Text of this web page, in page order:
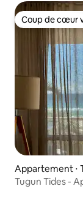
Coup de cœur
Coup de cœur
Appartement ⋅
Tugun Tides -